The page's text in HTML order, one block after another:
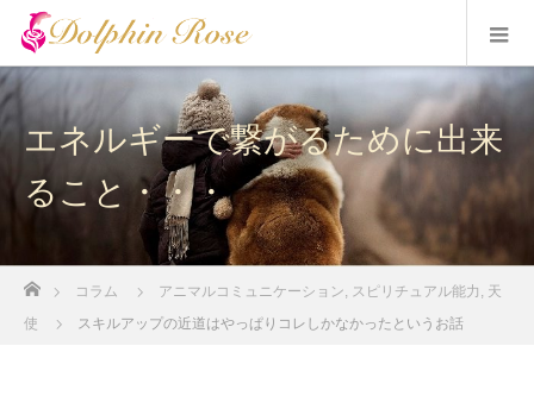
エネルギーで繋がるために出来
ること・・・
コラム アニマルコミュニケーション スピリチュアル能力
天
使
スキルアップの近道はやっぱりコレしかなかったというお話